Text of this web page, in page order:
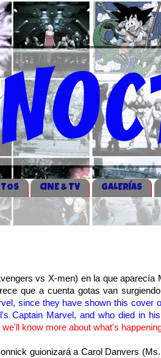
CINE & TV GALERÍAS
vs X-men) en la que aparecía
que a cuenta gotas van
since they have shown this cover
Captain Marvel, and who died in
know more about what's
guionizará a Carol Danvers